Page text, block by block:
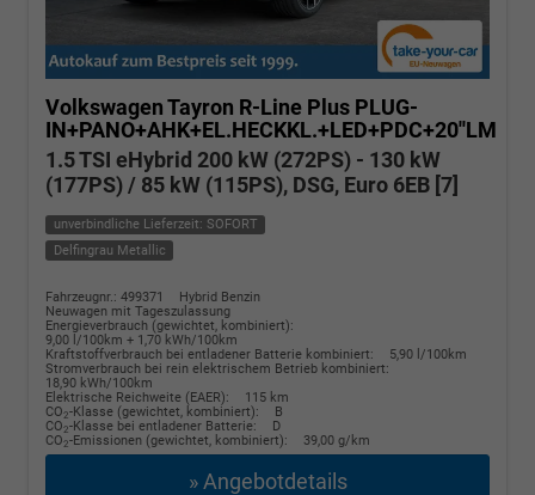
Volkswagen Tayron R-Line Plus PLUG-
IN+PANO+AHK+EL.HECKKL.+LED+PDC+20''LM
1.5 TSI eHybrid 200 kW (272PS) - 130 kW
(177PS) / 85 kW (115PS), DSG, Euro 6EB [7]
unverbindliche Lieferzeit: SOFORT
Delfingrau Metallic
Fahrzeugnr.: 499371
Hybrid Benzin
Neuwagen mit Tageszulassung
Energieverbrauch (gewichtet, kombiniert):
9,00 l/100km + 1,70 kWh/100km
Kraftstoffverbrauch bei entladener Batterie kombiniert:
5,90 l/100km
Stromverbrauch bei rein elektrischem Betrieb kombiniert:
18,90 kWh/100km
Elektrische Reichweite (EAER):
115 km
CO2-Klasse (gewichtet, kombiniert):
B
CO2-Klasse bei entladener Batterie:
D
CO2-Emissionen (gewichtet, kombiniert): 39,00 g/km
» Angebotdetails